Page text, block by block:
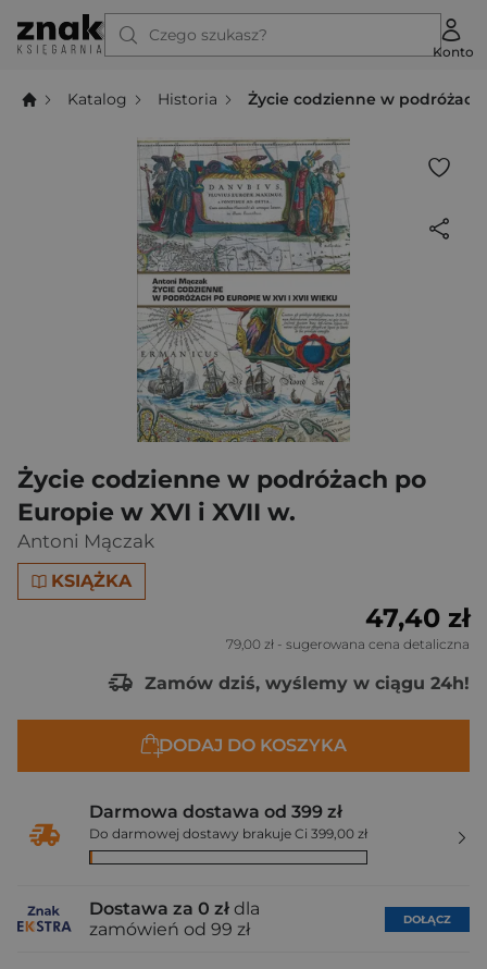
Czego szukasz?
Konto
Katalog Historia Życie codzienne w
Życie codzienne w podróżach po
Europie w XVI i XVII w.
Antoni Mączak
KSIĄŻKA
47,40 zł
79,00 zł - sugerowana cena detaliczna
Zamów dziś, wyślemy w ciągu 24h!
DODAJ DO KOSZYKA
Darmowa dostawa od 399 zł
Do darmowej dostawy brakuje Ci 399,00 zł
Dostawa za 0 zł dla
zamówień od 99 zł
DOŁĄCZ